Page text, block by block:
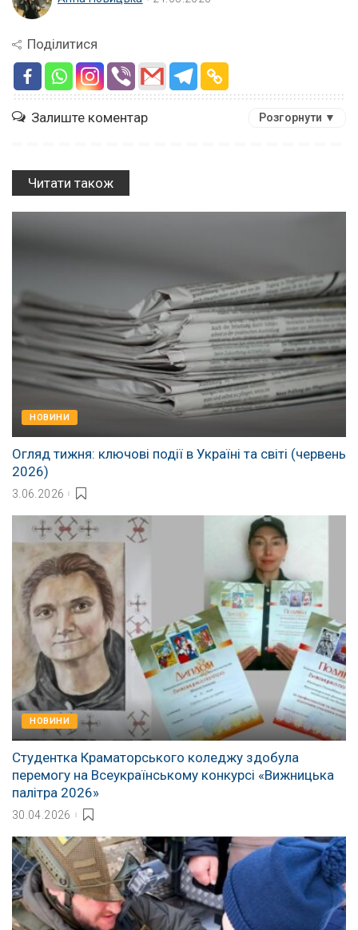
Поділитися
Залиште коментар Розгорнути ▼
Читати також
НОВИНИ
Огляд тижня: ключові події в Україні та світі (червень
2026)
3.06.2026
НОВИНИ
Студентка Краматорського коледжу здобула
перемогу на Всеукраїнському конкурсі «Вижницька
палітра 2026»
30.04.2026